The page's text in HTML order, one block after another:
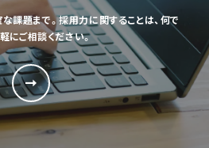
課題まで。採用力に関することは、何で
にご相談ください。